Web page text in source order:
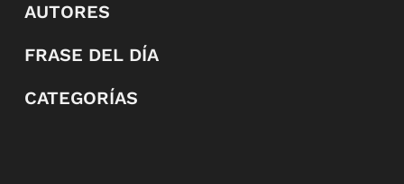
AUTORES
FRASE DEL DÍA
CATEGORÍAS